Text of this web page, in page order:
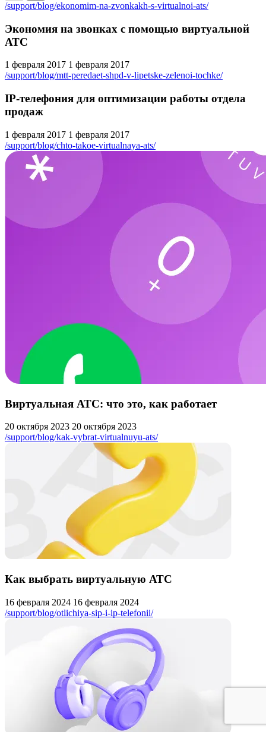
/support/blog/ekonomim-na-zvonkakh-s-virtualnoi-ats/
Экономия на звонках с помощью виртуальной
АТС
1 февраля 2017 1 февраля 2017
/support/blog/mtt-peredaet-shpd-v-lipetske-zelenoi-tochke/
IP-телефония для оптимизации работы отдела
продаж
1 февраля 2017 1 февраля 2017
/support/blog/chto-takoe-virtualnaya-ats/
Виртуальная АТС: что это, как работает
20 октября 2023 20 октября 2023
/support/blog/kak-vybrat-virtualnuyu-ats/
Как выбрать виртуальную АТС
16 февраля 2024 16 февраля 2024
/support/blog/otlichiya-sip-i-ip-telefonii/